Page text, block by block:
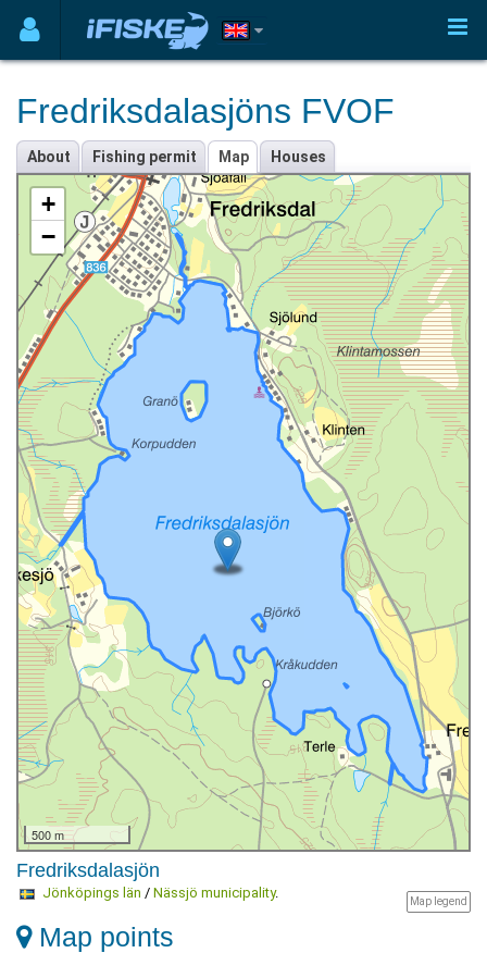
Fredriksdalasjöns FVOF
About Fishing permit Map Houses
+
−
500 m
Fredriksdalasjön
Map legend
Jönköpings län / Nässjö municipality.
Map points